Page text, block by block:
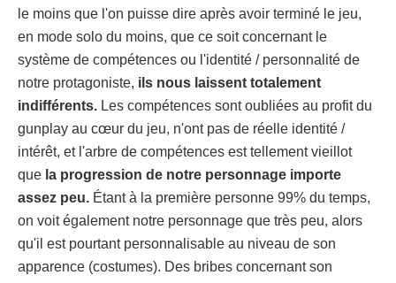
le moins que l'on puisse dire après avoir terminé le jeu,
en mode solo du moins, que ce soit concernant le
système de compétences ou l'identité / personnalité de
notre protagoniste, ils nous laissent totalement
indifférents. Les compétences sont oubliées au profit du
gunplay au cœur du jeu, n'ont pas de réelle identité /
intérêt, et l'arbre de compétences est tellement vieillot
que la progression de notre personnage importe
assez peu. Étant à la première personne 99% du temps,
on voit également notre personnage que très peu, alors
qu'il est pourtant personnalisable au niveau de son
apparence (costumes). Des bribes concernant son